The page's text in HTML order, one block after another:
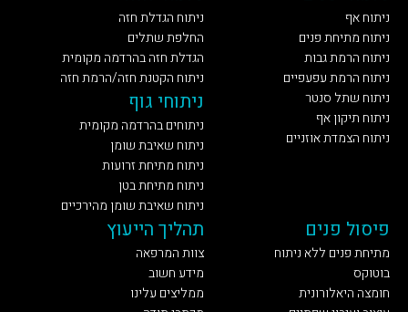
ניתוח אף
ניתוח מתיחת פנים
ניתוח הרמת גבות
ניתוח הרמת עפעפיים
ניתוח שתל סנטר
ניתוח תיקון אף
ניתוח הצמדת אוזניים
ניתוח הגדלת חזה
החלפת שתלים
הגדלת חזה בהרדמה מקומית
ניתוח הקטנת חזה/הרמת חזה
ניתוחי גוף
ניתוחים בהרדמה מקומית
ניתוח שאיבת שומן
ניתוח מתיחת זרועות
ניתוח מתיחת בטן
ניתוח שאיבת שומן מהירכיים
פיסול פנים
מתיחת פנים ללא ניתוח
בוטוקס
חומצה היאלורונית
תהליך הייעוץ
צוות המרפאה
מידע חשוב
ממליצים עלינו